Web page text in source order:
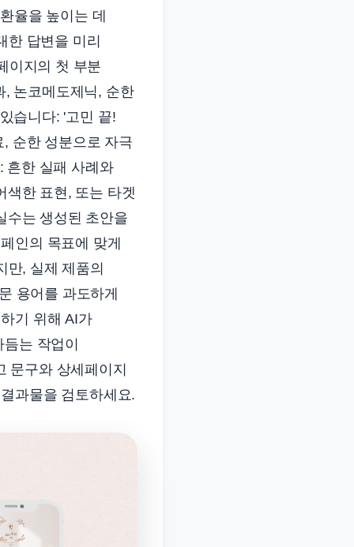
율을 높이는 데
한 답변을 미리
이지의 첫 부분
, 논코메도제닉, 순한
습니다: '고민 끝!
순한 성분으로 자극
흔한 실패 사례와
색한 표현, 또는 타겟
수는 생성된 초안을
인의 목표에 맞게
만, 실제 제품의
용어를 과도하게
기 위해 AI가
는 작업이
문구와 상세페이지
과물을 검토하세요.